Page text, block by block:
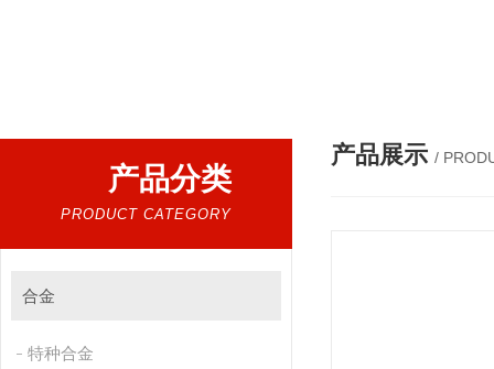
产品分类
PRODUCT CATEGORY
合金
特种合金
产品展示 /